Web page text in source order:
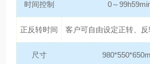
时间控制 0～
正反转时间 客户可自由设定正转、
尺寸